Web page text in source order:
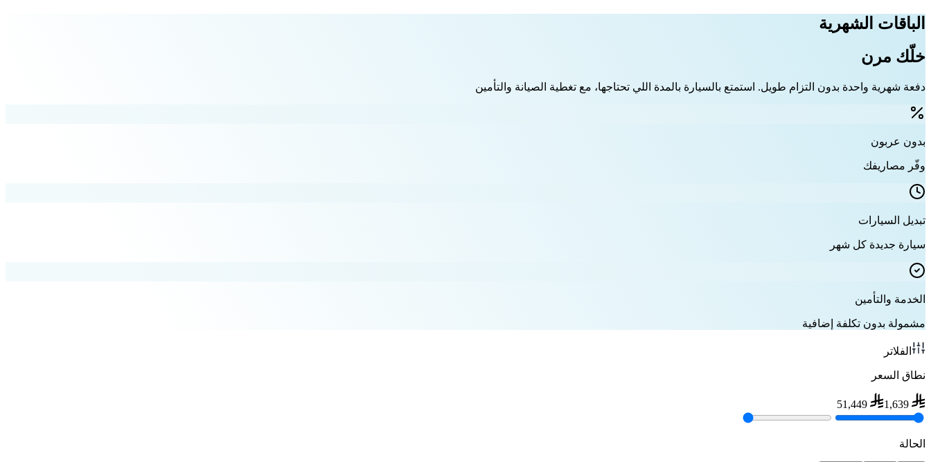
الباقات الشهرية
خلّك مرن
دفعة شهرية واحدة بدون التزام طويل. استمتع بالسيارة بالمدة اللي تحتاجها، مع تغطية الصيانة والتأمين
بدون عربون
وفّر مصاريفك
تبديل السيارات
سيارة جديدة كل شهر
الخدمة والتأمين
مشمولة بدون تكلفة إضافية
الفلاتر
نطاق السعر
1,639
51,449
الحالة